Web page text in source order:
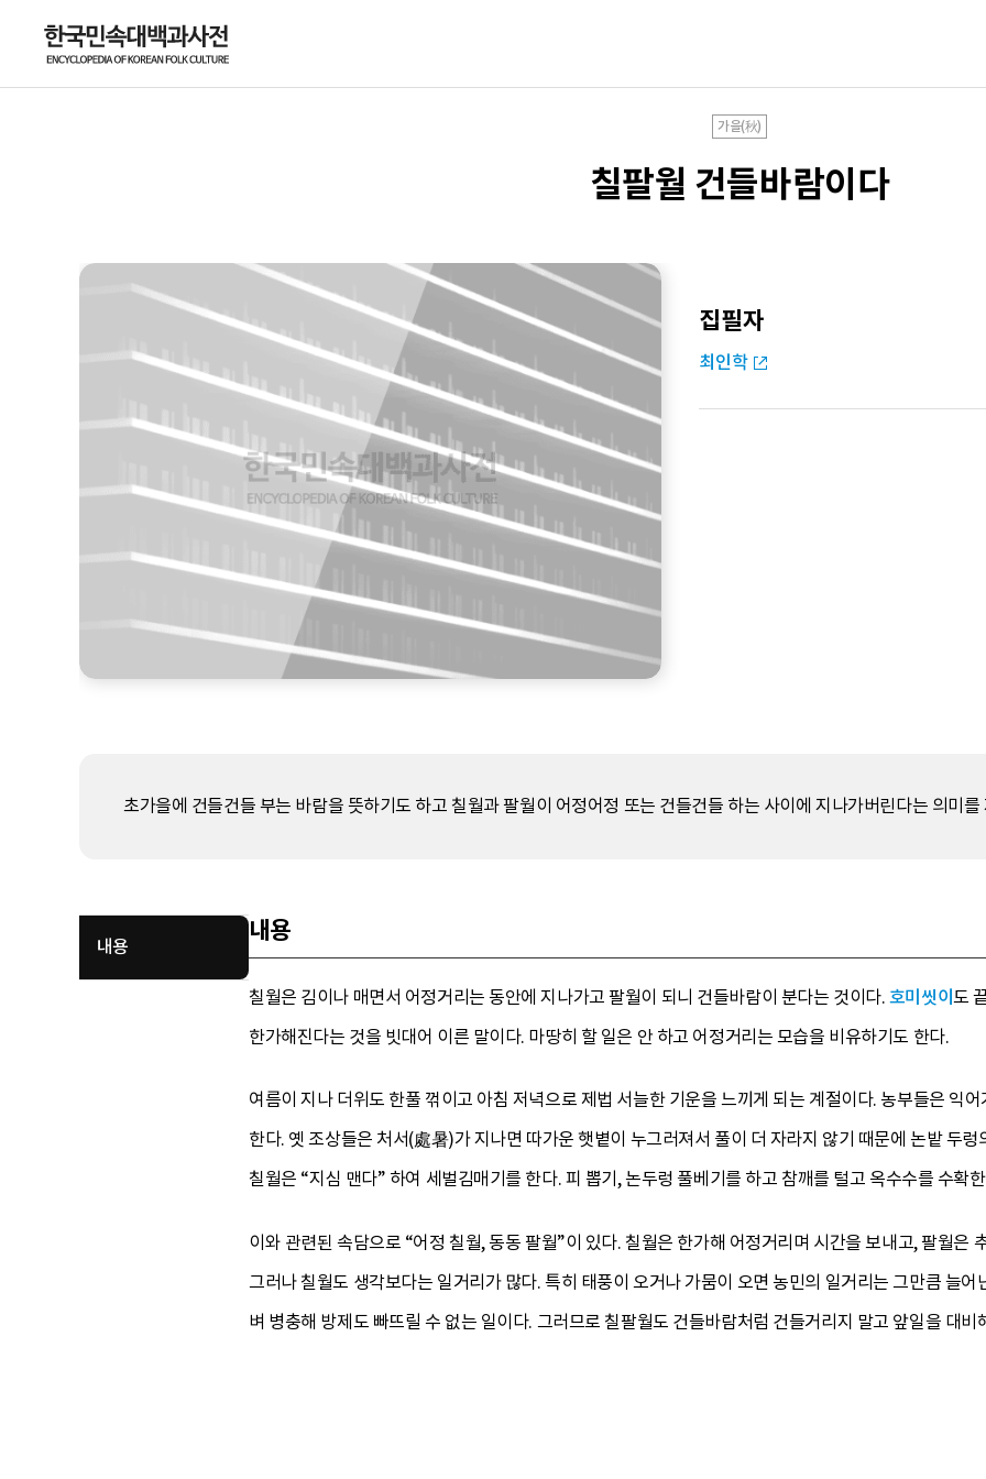
가을(秋)
칠팔월 건들바람이다
집필자
최인학
초가을에 건들건들 부는 바람을 뜻하기도 하고 칠월과 팔월이 어정어정 또는 건들건들 하는 사이에 지나가버린다는 의미를
내용
내용
칠월은 김이나 매면서 어정거리는 동안에 지나가고 팔월이 되니 건들바람이 분다는 것이다.호미씻이도
한가해진다는 것을 빗대어 이른 말이다. 마땅히 할 일은 안 하고 어정거리는 모습을 비유하기도 한다.
여름이 지나 더위도 한풀 꺾이고 아침 저녁으로 제법 서늘한 기운을 느끼게 되는 계절이다. 농부들은 익
한다. 옛 조상들은 처서(處暑)가 지나면 따가운 햇볕이 누그러져서 풀이 더 자라지 않기 때문에 논밭 두
칠월은 “지심 맨다” 하여 세벌김매기를 한다. 피 뽑기, 논두렁 풀베기를 하고 참깨를 털고 옥수수를 수확
이와 관련된 속담으로 “어정 칠월, 동동 팔월”이 있다. 칠월은 한가해 어정거리며 시간을 보내고, 팔월은
그러나 칠월도 생각보다는 일거리가 많다. 특히 태풍이 오거나 가뭄이 오면 농민의 일거리는 그만큼 늘
벼 병충해 방제도 빠뜨릴 수 없는 일이다. 그러므로 칠팔월도 건들바람처럼 건들거리지 말고 앞일을 대